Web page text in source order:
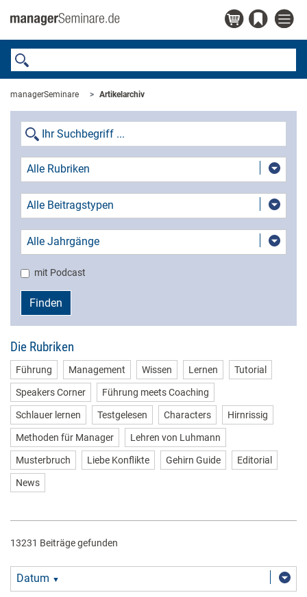
managerSeminare Artikelarchiv
Alle Rubriken
Alle Beitragstypen
Alle Jahrgänge
mit Podcast
Finden
Die Rubriken
Führung Management Wissen Lernen Tutorial
Speakers Corner Führung meets Coaching
Schlauer lernen Testgelesen Characters Hirnrissig
Methoden für Manager Lehren von Luhmann
Musterbruch Liebe Konflikte Gehirn Guide Editorial
News
13231 Beiträge gefunden
Datum ▼